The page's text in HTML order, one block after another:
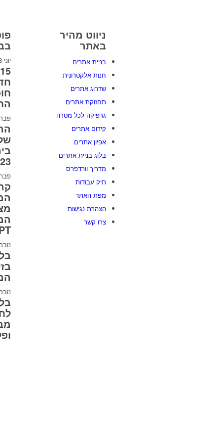
יוני 8, 2026
2023
ניווט מהיר
באתר
בניית אתרים
חנות אלקטרונית
שדרוג אתרים
תחזוקת אתרים
גרפיקה לכל מטרה
קידום אתרים
אפיון אתרים
בלוג בניית אתרים
מדריך וורדפרס
תיק עבודות
מפת האתר
הצהרת נגישות
צרו קשר